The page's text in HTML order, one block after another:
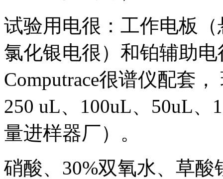
试验用电很：工作电板
氯化银电很）和铂辅助
Computrace很谱仪配套
250 uL、100uL、50uL
量进样器厂）。
硝酸、30%双氧水、草